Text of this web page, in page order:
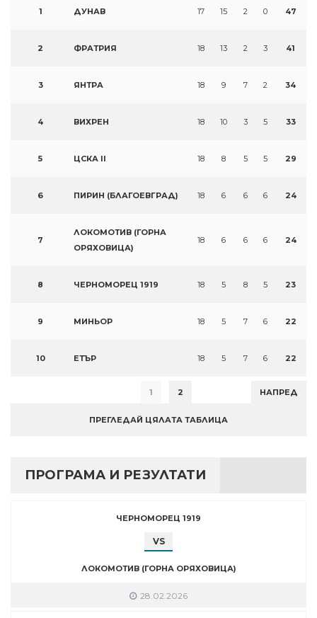
1 ДУНАВ 17 15 2 0 47
2 ФРАТРИЯ 18 13 2 3 41
3 ЯНТРА 18 9 7 2 34
4 ВИХРЕН 18 10 3 5 33
5 ЦСКА II 18 8 5 5 29
6 ПИРИН (БЛАГОЕВГРАД) 18 6 6 6 24
7
ЛОКОМОТИВ (ГОРНА
ОРЯХОВИЦА)
18 6 6 6 24
8 ЧЕРНОМОРЕЦ 1919 18 5 8 5 23
9 МИНЬОР 18 5 7 6 22
10 ЕТЪР 18 5 7 6 22
1 2 НАПРЕД
ПРЕГЛЕДАЙ ЦЯЛАТА ТАБЛИЦА
ПРОГРАМА И РЕЗУЛТАТИ
ЧЕРНОМОРЕЦ 1919
VS
ЛОКОМОТИВ (ГОРНА ОРЯХОВИЦА)
28.02.2026